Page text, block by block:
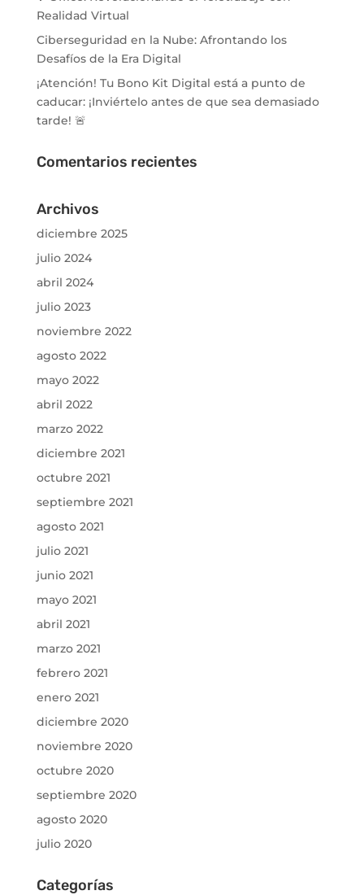
Realidad Virtual
Ciberseguridad en la Nube: Afrontando los
Desafíos de la Era Digital
¡Atención! Tu Bono Kit Digital está a punto de
caducar: ¡Inviértelo antes de que sea demasiado
tarde! 🚨
Comentarios recientes
Archivos
diciembre 2025
julio 2024
abril 2024
julio 2023
noviembre 2022
agosto 2022
mayo 2022
abril 2022
marzo 2022
diciembre 2021
octubre 2021
septiembre 2021
agosto 2021
julio 2021
junio 2021
mayo 2021
abril 2021
marzo 2021
febrero 2021
enero 2021
diciembre 2020
noviembre 2020
octubre 2020
septiembre 2020
agosto 2020
julio 2020
Categorías